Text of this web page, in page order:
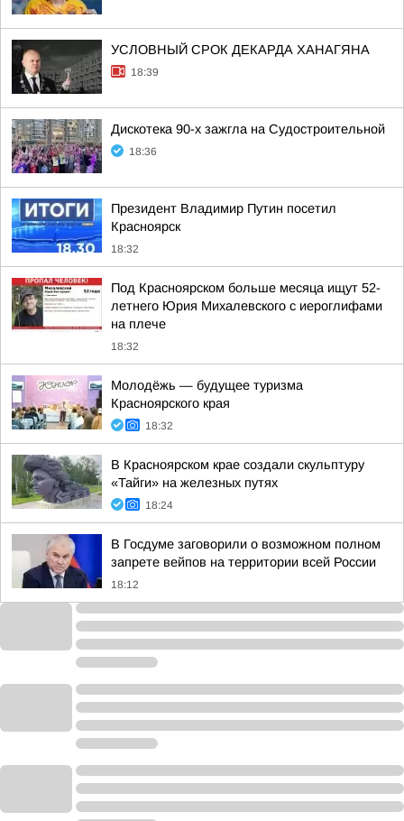
УСЛОВНЫЙ СРОК ДЕКАРДА ХАНАГЯНА
18:39
Дискотека 90-х зажгла на Судостроительной
18:36
Президент Владимир Путин посетил
Красноярск
18:32
Под Красноярском больше месяца ищут 52-
летнего Юрия Михалевского с иероглифами
на плече
18:32
Молодёжь — будущее туризма
Красноярского края
18:32
В Красноярском крае создали скульптуру
«Тайги» на железных путях
18:24
В Госдуме заговорили о возможном полном
запрете вейпов на территории всей России
18:12